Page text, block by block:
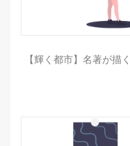
【輝く都市】名著が描